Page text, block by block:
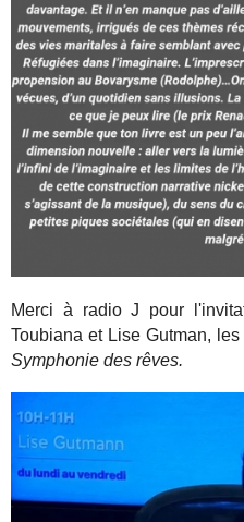
Merci à radio J pour
Toubiana et Lise Gutman,
Symphonie des rêves.